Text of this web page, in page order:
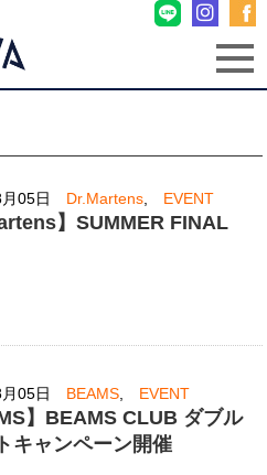
05日 Dr.Martens EVENT
】SUMMER FINAL
05日 BEAMS EVENT
】BEAMS CLUB ダブル
キャンペーン開催